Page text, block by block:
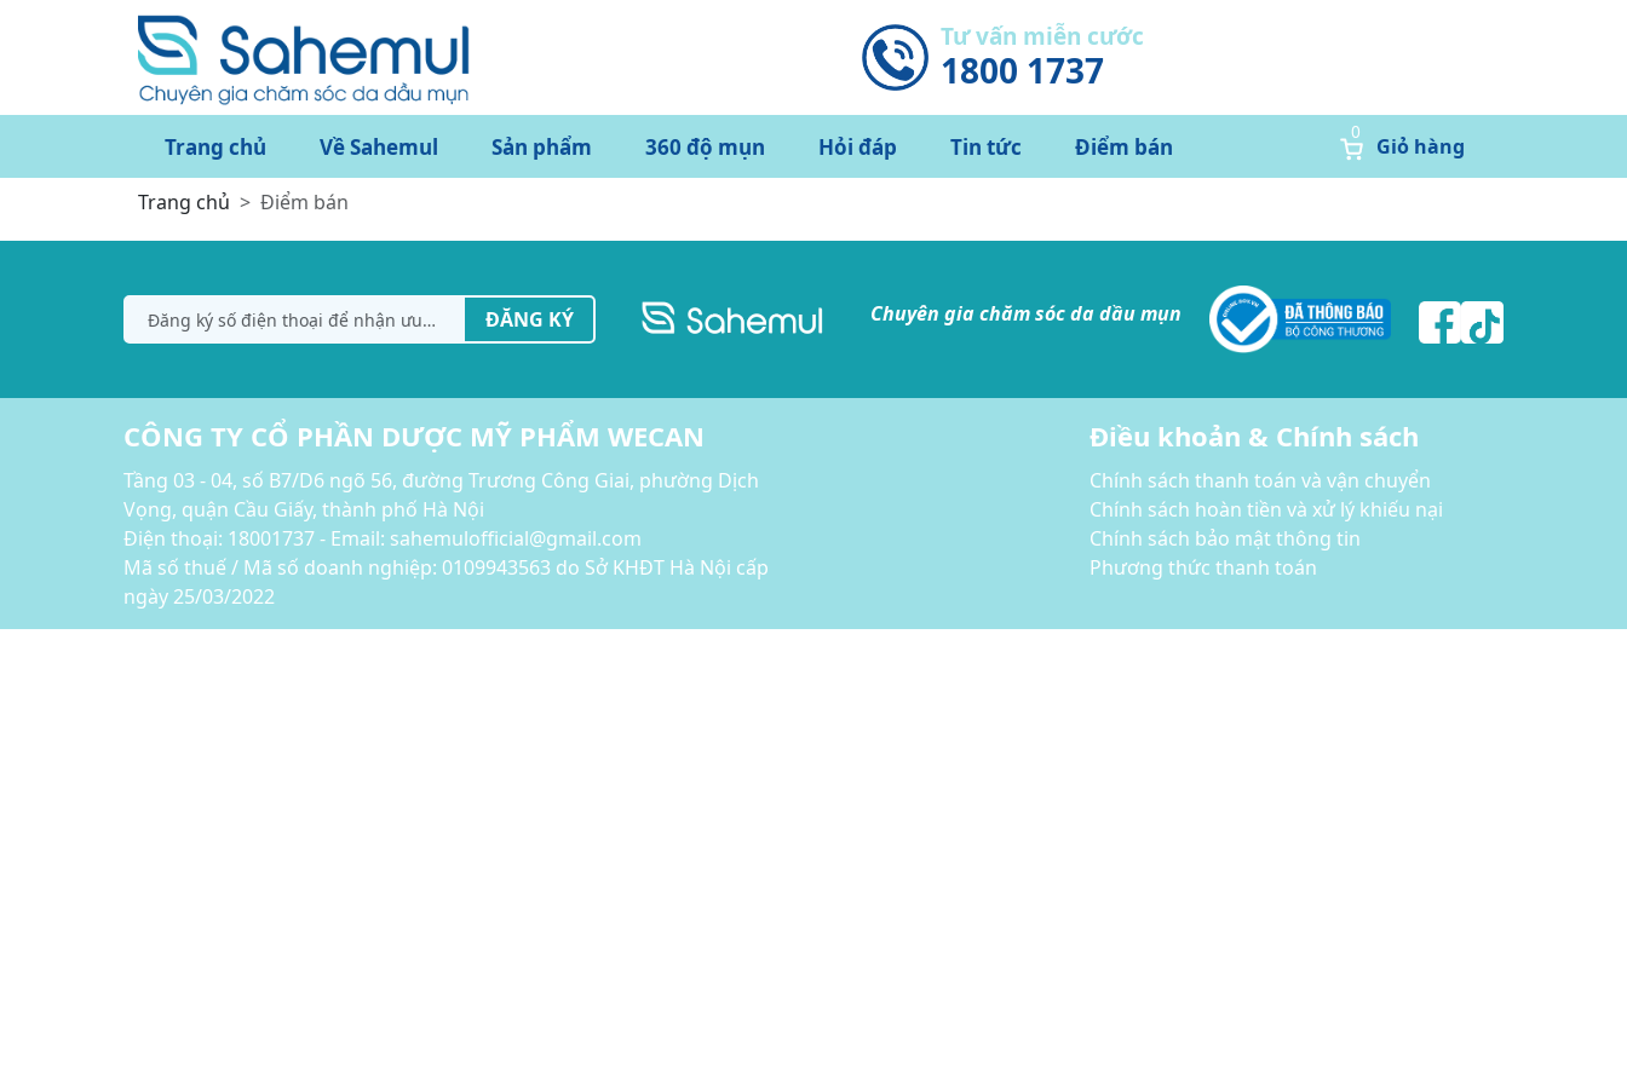
Tư vấn miễn cước
1800 1737
Trang chủ Về Sahemul Sản phẩm 360 độ mụn Hỏi đáp Tin tức Điểm bán
0
Giỏ hàng
Trang chủ Điểm bán
ĐĂNG KÝ Chuyên gia chăm sóc da dầu mụn
CÔNG TY CỔ PHẦN DƯỢC MỸ PHẨM WECAN
Tầng 03 - 04, số B7/D6 ngõ 56, đường Trương Công Giai, phường Dịch
Vọng, quận Cầu Giấy, thành phố Hà Nội
Điện thoại: 18001737 - Email: sahemulofficial@gmail.com
Mã số thuế / Mã số doanh nghiệp: 0109943563 do Sở KHĐT Hà Nội cấp
ngày 25/03/2022
Điều khoản & Chính sách
Chính sách thanh toán và vận chuyển
Chính sách hoàn tiền và xử lý khiếu nại
Chính sách bảo mật thông tin
Phương thức thanh toán